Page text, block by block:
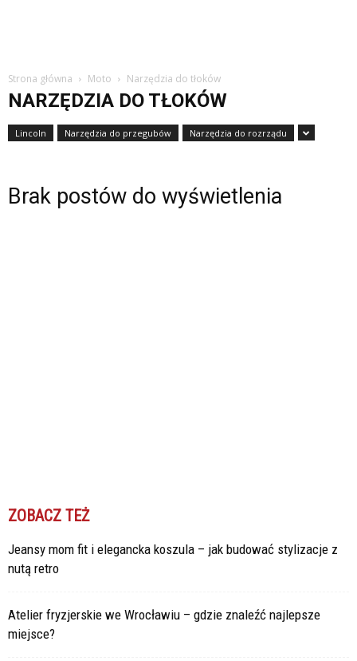
Strona główna Moto Narzędzia do tłoków
NARZĘDZIA DO TŁOKÓW
Lincoln Narzędzia do przegubów Narzędzia do rozrządu
Brak postów do wyświetlenia
ZOBACZ TEŻ
Jeansy mom fit i elegancka koszula – jak budować stylizacje z
nutą retro
Atelier fryzjerskie we Wrocławiu – gdzie znaleźć najlepsze
miejsce?